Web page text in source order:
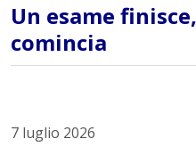
Un esame
comincia
7 luglio 2026